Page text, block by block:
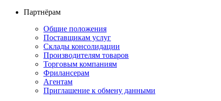
Партнёрам
Общие положения
Поставщикам услуг
Склады консолидации
Производителям товаров
Торговым компаниям
Фрилансерам
Агентам
Приглашение к обмену данными